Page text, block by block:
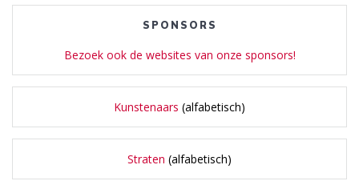
SPONSORS
Bezoek ook de websites van onze sponsors!
Kunstenaars (alfabetisch)
Straten (alfabetisch)